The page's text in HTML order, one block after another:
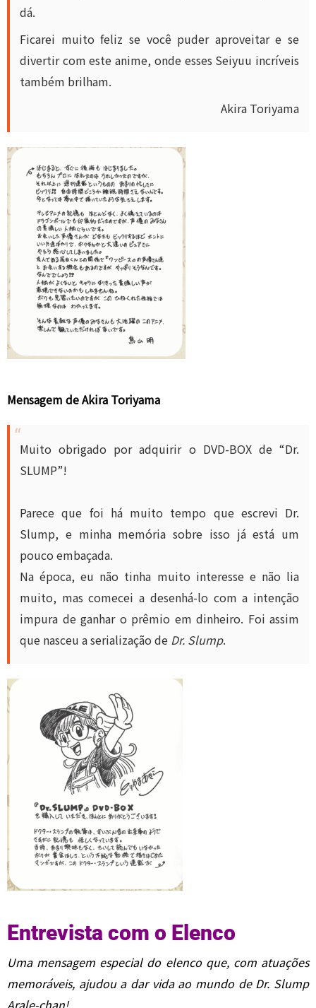
dá.
Ficarei muito feliz se você puder aproveitar e se
divertir com este anime, onde esses Seiyuu incríveis
também brilham.
Akira Toriyama
Mensagem de Akira Toriyama
Muito obrigado por adquirir o DVD-BOX de “Dr.
SLUMP”!
Parece que foi há muito tempo que escrevi Dr.
Slump, e minha memória sobre isso já está um
pouco embaçada.
Na época, eu não tinha muito interesse e não lia
muito, mas comecei a desenhá-lo com a intenção
impura de ganhar o prêmio em dinheiro. Foi assim
que nasceu a serialização de Dr. Slump.
Entrevista com o Elenco
Uma mensagem especial do elenco que, com atuações
memoráveis, ajudou a dar vida ao mundo de Dr. Slump